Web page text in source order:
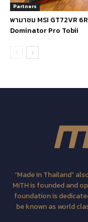
Partners
พามาชม MSI GT72VR
Dominator Pro Tobii
“Made in Thailand”
MiTH is founded and
foundation is
be known as world